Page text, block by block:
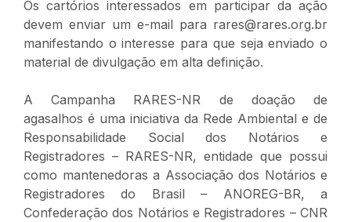
Os cartórios interessados em participar da ação
devem enviar um e-mail para rares@rares.org.br
manifestando o interesse para que seja enviado o
material de divulgação em alta definição.
A Campanha RARES-NR de doação de
agasalhos é uma iniciativa da Rede Ambiental e de
Responsabilidade Social dos Notários e
Registradores – RARES-NR, entidade que possui
como mantenedoras a Associação dos Notários e
Registradores do Brasil – ANOREG-BR, a
Confederação dos Notários e Registradores – CNR